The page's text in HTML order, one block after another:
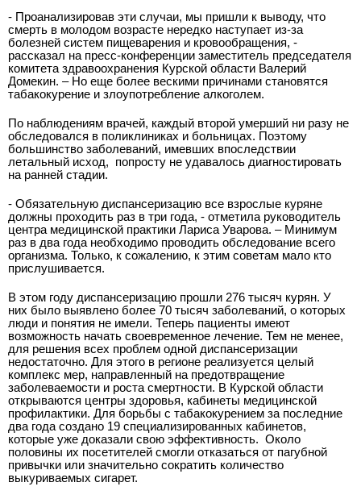
- Проанализировав эти случаи, мы пришли к выводу, что
смерть в молодом возрасте нередко наступает из-за
болезней систем пищеварения и кровообращения, -
рассказал на пресс-конференции заместитель председателя
комитета здравоохранения Курской области Валерий
Домекин. – Но еще более вескими причинами становятся
табакокурение и злоупотребление алкоголем.
По наблюдениям врачей, каждый второй умерший ни разу не
обследовался в поликлиниках и больницах. Поэтому
большинство заболеваний, имевших впоследствии
летальный исход, попросту не удавалось диагностировать
на ранней стадии.
- Обязательную диспансеризацию все взрослые куряне
должны проходить раз в три года, - отметила руководитель
центра медицинской практики Лариса Уварова. – Минимум
раз в два года необходимо проводить обследование всего
организма. Только, к сожалению, к этим советам мало кто
прислушивается.
В этом году диспансеризацию прошли 276 тысяч курян. У
них было выявлено более 70 тысяч заболеваний, о которых
люди и понятия не имели. Теперь пациенты имеют
возможность начать своевременное лечение. Тем не менее,
для решения всех проблем одной диспансеризации
недостаточно. Для этого в регионе реализуется целый
комплекс мер, направленный на предотвращение
заболеваемости и роста смертности. В Курской области
открываются центры здоровья, кабинеты медицинской
профилактики. Для борьбы с табакокурением за последние
два года создано 19 специализированных кабинетов,
которые уже доказали свою эффективность. Около
половины их посетителей смогли отказаться от пагубной
привычки или значительно сократить количество
выкуриваемых сигарет.